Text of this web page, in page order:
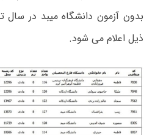
ذیل اعلام می شود.